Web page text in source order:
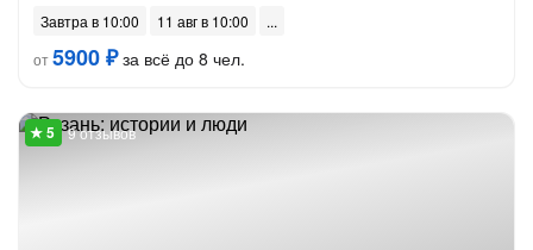
Завтра в 10:00
11 авг в 10:00
от5900 ₽за всё до 8 чел.
9 отзывов